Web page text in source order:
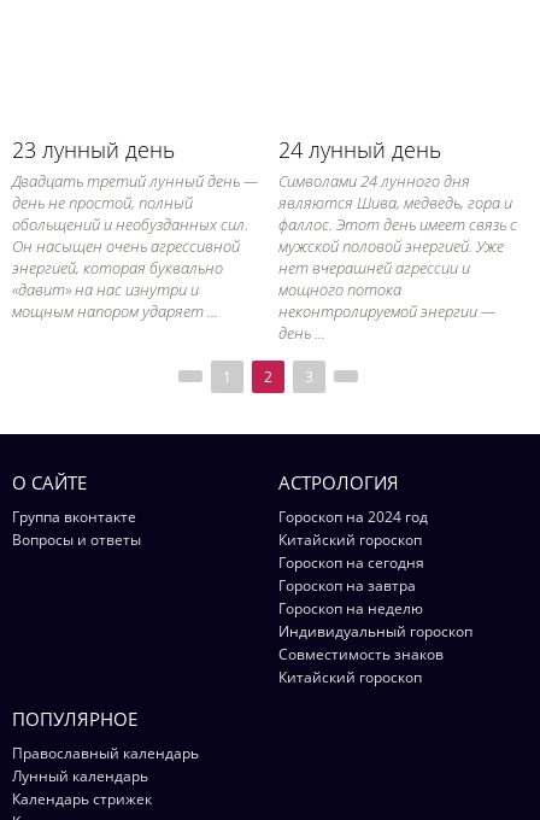
23 лунный день
Двадцать третий лунный день —
день не простой, полный
обольщений и необузданных сил.
Он насыщен очень агрессивной
энергией, которая буквально
«давит» на нас изнутри и
мощным напором ударяет ...
24 лунный день
Символами 24 лунного дня
являются Шива, медведь, гора и
фаллос. Этот день имеет связь с
мужской половой энергией. Уже
нет вчерашней агрессии и
мощного потока
неконтролируемой энергии —
день ...
1 2 3
О САЙТЕ
Группа вконтакте
Вопросы и ответы
АСТРОЛОГИЯ
Гороскоп на 2024 год
Китайский гороскоп
Гороскоп на сегодня
Гороскоп на завтра
Гороскоп на неделю
Индивидуальный гороскоп
Совместимость знаков
Китайский гороскоп
ПОПУЛЯРНОЕ
Православный календарь
Лунный календарь
Календарь стрижек